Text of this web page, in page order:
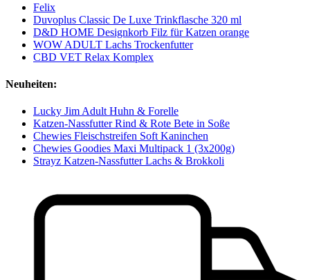
Felix
Duvoplus Classic De Luxe Trinkflasche 320 ml
D&D HOME Designkorb Filz für Katzen orange
WOW ADULT Lachs Trockenfutter
CBD VET Relax Komplex
Neuheiten:
Lucky Jim Adult Huhn & Forelle
Katzen-Nassfutter Rind & Rote Bete in Soße
Chewies Fleischstreifen Soft Kaninchen
Chewies Goodies Maxi Multipack 1 (3x200g)
Strayz Katzen-Nassfutter Lachs & Brokkoli